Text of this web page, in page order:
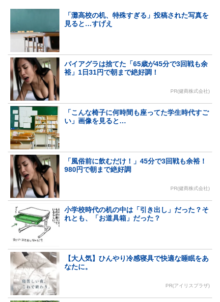
「灘高校の机、特殊すぎる」投稿された写真を
見ると…すげえ
バイアグラは捨てた「65歳が45分で3回戦も余
裕」1日31円で朝まで絶好調！
PR(健商株式会社)
「こんな椅子に何時間も座ってた学生時代すご
い」画像を見ると…
「風俗前に飲むだけ！」45分で3回戦も余裕！
980円で朝まで絶好調
PR(健商株式会社)
小学校時代の机の中は「引き出し」だった？そ
れとも、「お道具箱」だった？
【大人気】ひんやり冷感寝具で快適な睡眠をあ
なたに。
PR(アイリスプラザ)